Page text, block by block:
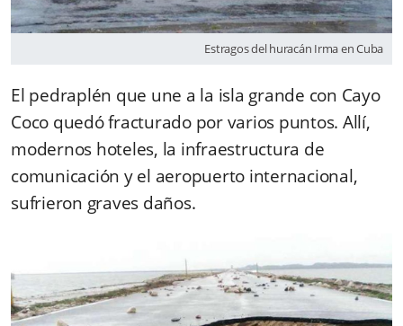
Estragos del huracán Irma en Cuba
El pedraplén que une a la isla grande con Cayo
Coco quedó fracturado por varios puntos. Allí,
modernos hoteles, la infraestructura de
comunicación y el aeropuerto internacional,
sufrieron graves daños.